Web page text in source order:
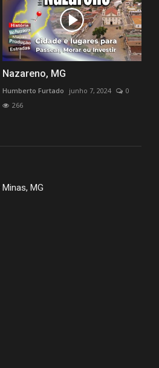
Nazareno, MG
Humberto Furtado junho 7, 2024
0
266
MG